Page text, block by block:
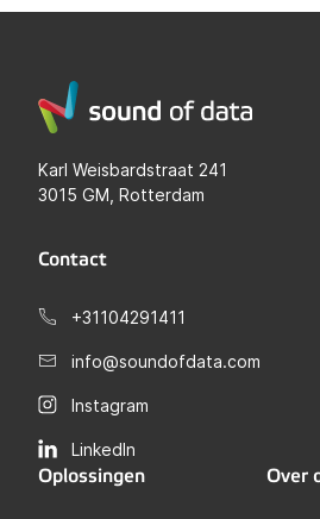
Karl Weisbardstraat 241
3015 GM, Rotterdam
Contact
+31104291411
info@soundofdata.com
Instagram
LinkedIn
Oplossingen Over